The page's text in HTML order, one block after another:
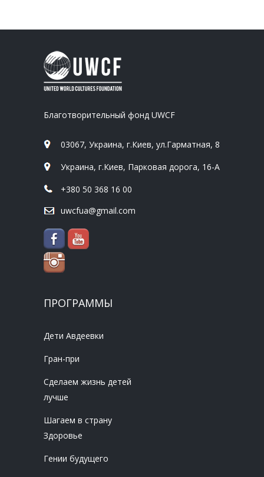
Благотворительный фонд UWCF
03067, Украина, г.Киев, ул.Гарматная, 8
Украина, г.Киев, Парковая дорога, 16-А
+380 50 368 16 00
uwcfua@gmail.com
ПРОГРАММЫ
Дети Авдеевки
Гран-при
Сделаем жизнь детей
лучше
Шагаем в страну
Здоровье
Гении будущего